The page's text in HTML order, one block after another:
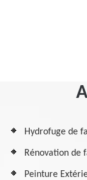
Hydrofuge de
Rénovation de
Peinture